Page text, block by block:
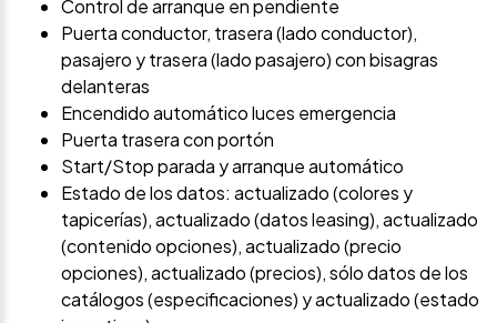
Control de arranque en pendiente
Puerta conductor, trasera (lado conductor),
pasajero y trasera (lado pasajero) con bisagras
delanteras
Encendido automático luces emergencia
Puerta trasera con portón
Start/Stop parada y arranque automático
Estado de los datos: actualizado (colores y
tapicerías), actualizado (datos leasing), actualizado
(contenido opciones), actualizado (precio
opciones), actualizado (precios), sólo datos de los
catálogos (especificaciones) y actualizado (estado